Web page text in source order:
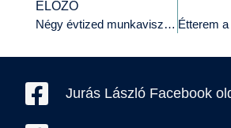
ELŐZŐ
Négy évtized munkaviszony után végre a művészetnek hódolhat
Jurás László Facebook